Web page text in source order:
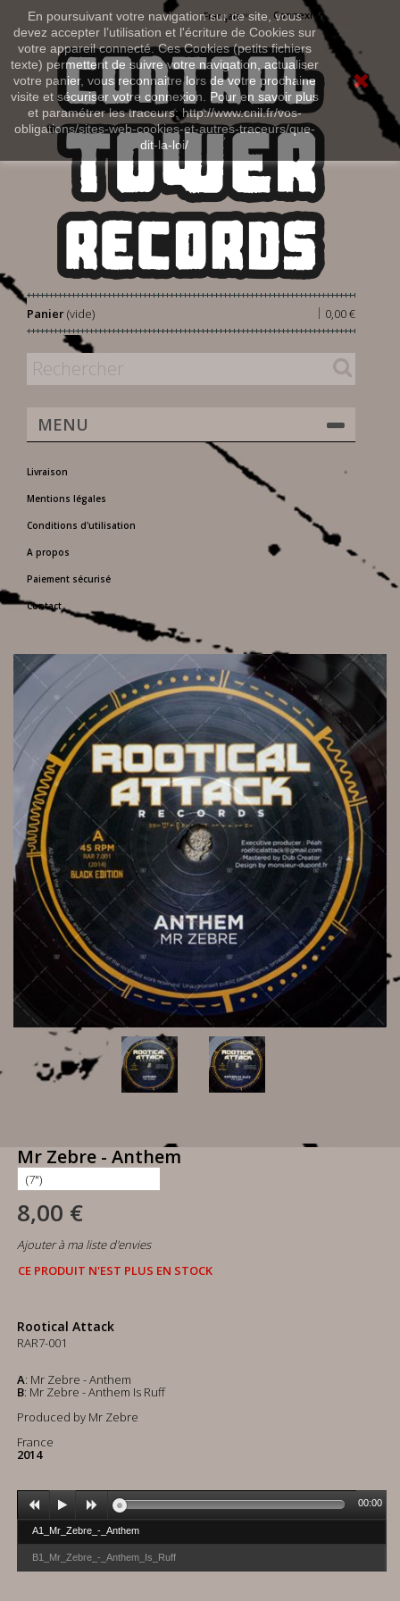
En poursuivant votre navigation sur ce site, vous
devez accepter l’utilisation et l'écriture de Cookies sur
votre appareil connecté. Ces Cookies (petits fichiers
texte) permettent de suivre votre navigation, actualiser
votre panier, vous reconnaitre lors de votre prochaine
visite et sécuriser votre connexion. Pour en savoir plus
et paramétrer les traceurs: http://www.cnil.fr/vos-
obligations/sites-web-cookies-et-autres-traceurs/que-
dit-la-loi/
Connexion
Français
Panier 0,00 €
|
(vide)
MENU
Livraison
Mentions légales
Conditions d'utilisation
A propos
Paiement sécurisé
Contact
Mr Zebre - Anthem
8,00 €
Ajouter à ma liste d'envies
CE PRODUIT N'EST PLUS EN STOCK
Rootical Attack
RAR7-001
A: Mr Zebre - Anthem
B: Mr Zebre - Anthem Is Ruff
Produced by Mr Zebre
France
2014
A1_Mr_Zebre_-_Anthem
B1_Mr_Zebre_-_Anthem_Is_Ruff
00:00